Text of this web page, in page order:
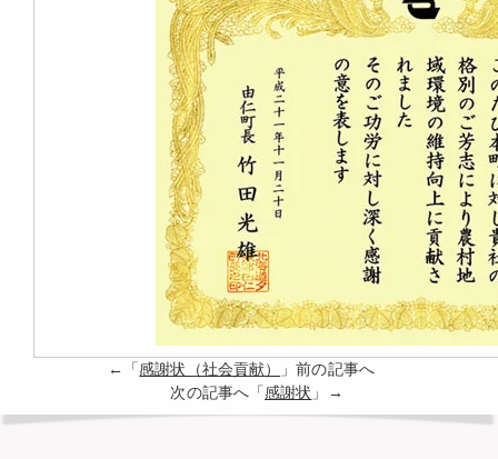
←「感謝状（社会貢献）
」前の記事へ
次の記事へ「感謝状 」→